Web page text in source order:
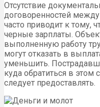
Отсутствие
договоренностей
часто приводит к тому,
черные зарплаты.
выполненную работу
могут отказать в
уменьшить.
куда обратиться в этом
следует предоставлять.